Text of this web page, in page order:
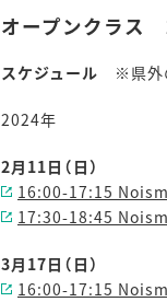
オープンクラ
スケジュール ※県外
2024年
2月11日（日）
16:00-17:15 Noism
17:30-18:45 Noism
3月17日（日）
16:00-17:15 Noism